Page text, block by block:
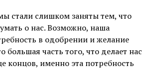
стали слишком заняты тем, что
о нас. Возможно, наша
в одобрении и желание
большая часть того, что делает нас
концов, именно эта потребность